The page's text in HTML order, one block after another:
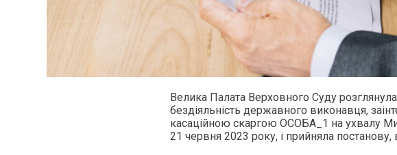
Велика Палата Верховного Суду
бездіяльність державного виконавця,
касаційною скаргою ОСОБА_1 на ухвалу
21 червня 2023 року, і прийняла постанову,